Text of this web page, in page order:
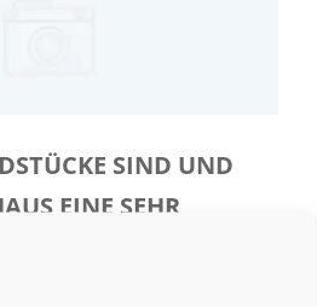
SIND UND
EINE SEHR